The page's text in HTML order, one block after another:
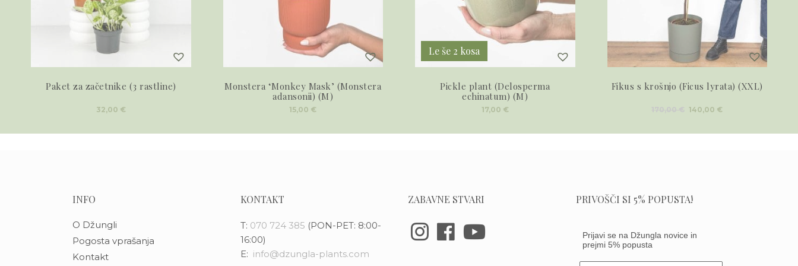
Paket za začetnike (3 rastline)
32,00 €
Monstera ‘Monkey Mask’ (Monstera
adansonii) (M)
15,00 €
Le še 2 kosa
Pickle plant (Delosperma
echinatum) (M)
17,00 €
Fikus s krošnjo (Ficus lyrata) (XXL)
Izvirna
cena
140,00 €Trenutna
INFO
O Džungli
Pogosta vprašanja
Kontakt
KONTAKT
T: 070 724 385 (PON-PET: 8:00-
16:00)
E: info@dzungla-plants.com
ZABAVNE STVARI PRIVOŠČI SI 5% POPUSTA!
Prijavi se na Džungla novice in
prejmi 5% popusta